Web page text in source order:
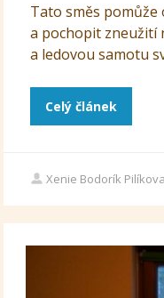
Tato směs
a pochopit zneužití
a ledovou samotu
Celý článek
Xenie Bodorík Pilíkova